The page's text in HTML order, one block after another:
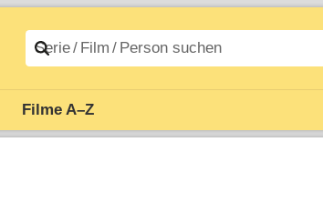
Filme A–Z